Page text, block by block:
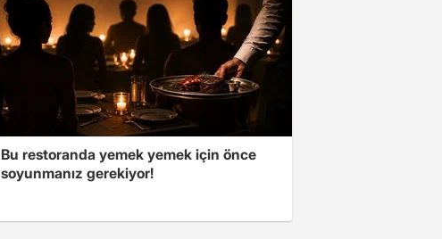
Bu restoranda yemek yemek için önce
soyunmanız gerekiyor!